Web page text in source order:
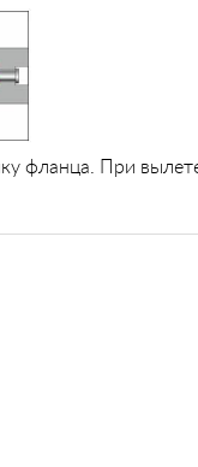
фланца. При